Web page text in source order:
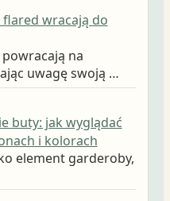
wracają do
na
uwagę swoją …
buty: jak wyglądać
i kolorach
element garderoby,